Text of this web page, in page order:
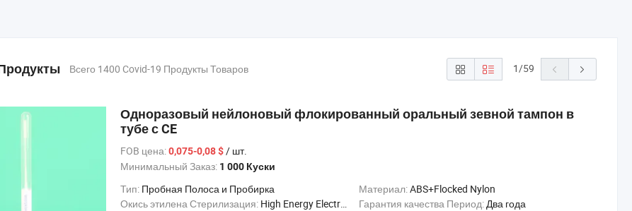
Всего 1400 Covid-19 Продукты Товаров 1/59
Одноразовый нейлоновый флокированный оральный зевной тампон в
тубе с CE
FOB цена:0,075-0,08 $/ шт.
Минимальный Заказ: 1 000 Куски
Тип: Пробная Полоса и Пробирка Материал:ABS+Flocked Nylon
Окись этилена Стерилизация: High Energy Electron Beam Irradiation Гарантия качества Период:Два года